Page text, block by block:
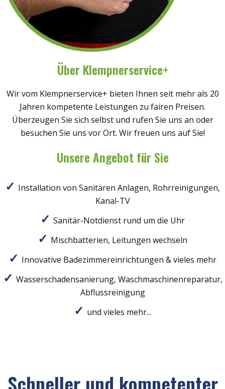
Über Klempnerservice+
Wir vom Klempnerservice+ bieten Ihnen seit mehr als 20
Jahren kompetente Leistungen zu fairen Preisen.
Überzeugen Sie sich selbst und rufen Sie uns an oder
besuchen Sie uns vor Ort. Wir freuen uns auf Sie!
Unsere Angebot für Sie
Installation von Sanitären Anlagen, Rohrreinigungen,
Kanal-TV
Sanitär-Notdienst rund um die Uhr
Mischbatterien, Leitungen wechseln
Innovative Badezimmereinrichtungen & vieles mehr
Wasserschadensanierung, Waschmaschinenreparatur,
Abflussreinigung
und vieles mehr...